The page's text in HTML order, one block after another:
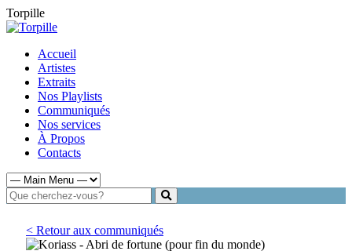
Torpille
Accueil
Artistes
Extraits
Nos Playlists
Communiqués
Nos services
À Propos
Contacts
< Retour aux communiqués